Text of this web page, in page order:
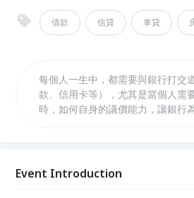
借款 信貸 車貸
每個人一生中，都需要與銀行打交
款、信用卡等），尤其是當個人需
時，如何自身的議價能力，讓銀行
Event Introduction